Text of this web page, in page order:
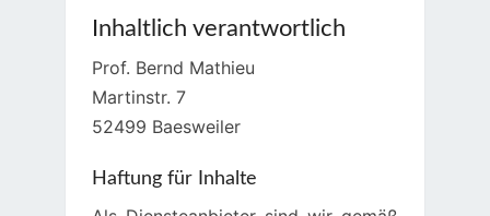
Inhaltlich verantwortlich
Prof. Bernd Mathieu
Martinstr. 7
52499 Baesweiler
Haftung für Inhalte